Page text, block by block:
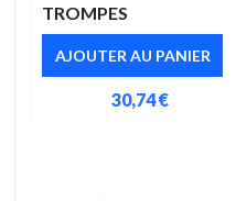
TROMPES
AJOUTER AU PANIER
30,74 €